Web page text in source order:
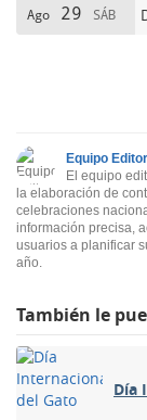
Ago 29 SÁB
Equipo
El equipo
la elaboración de
celebraciones
información precisa,
usuarios a planificar
año.
También le
Día